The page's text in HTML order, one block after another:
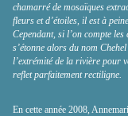
chamarré de mosaïques
fleurs et d’étoiles, il est à
Cependant, si l’on compte
s’étonne alors du nom
l’extrémité de la rivière pour
reflet parfaitement rectiligne.
En cette année 2008,